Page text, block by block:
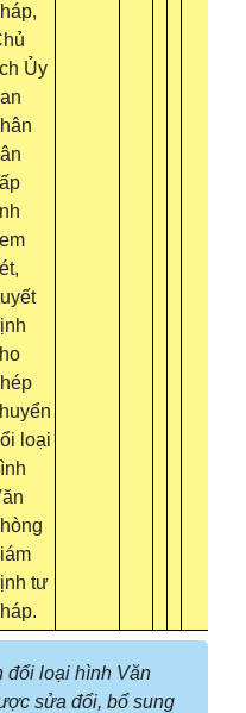
Ủy
loại
tư
đổi loại hình Văn
sửa đổi, bổ sung